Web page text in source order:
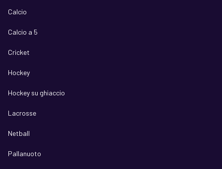
Calcio
Calcio a 5
Cricket
Hockey
Hockey su ghiaccio
Lacrosse
Netball
Pallanuoto